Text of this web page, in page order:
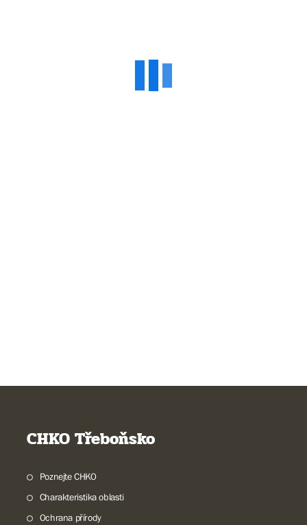
CHKO Třeboňsko
Poznejte CHKO
Charakteristika oblasti
Ochrana přírody